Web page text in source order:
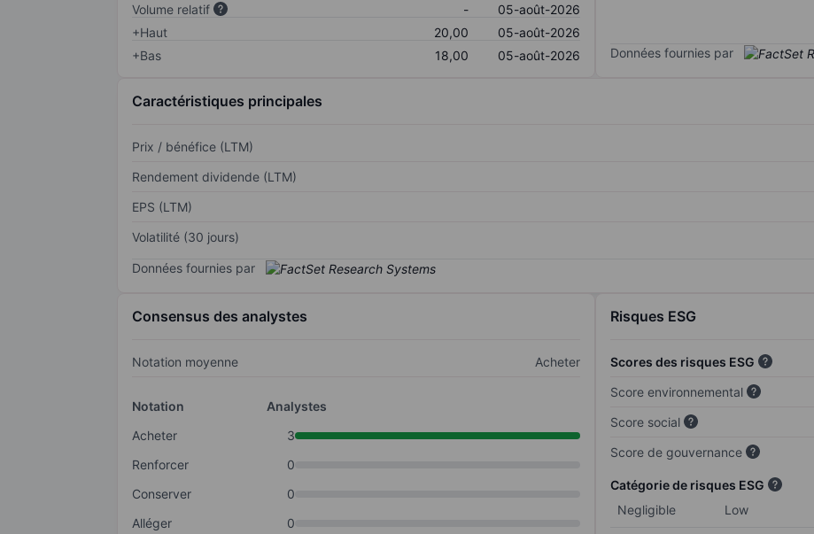
Volume relatif
-
05-août-2026
+Haut
20,00
05-août-2026
+Bas
18,00 05-août-2026 Données fournies par
Caractéristiques principales
Prix / bénéfice (LTM)
Rendement dividende (LTM)
EPS (LTM)
Volatilité (30 jours)
Données fournies par
Consensus des analystes
Notation moyenne Acheter
Notation
Analystes
Acheter
3
Renforcer
0
Conserver
0
Alléger
0
Risques ESG
Scores des risques ESG
Score environnemental
Score social
Score de gouvernance
Catégorie de risques ESG
Negligible
Low